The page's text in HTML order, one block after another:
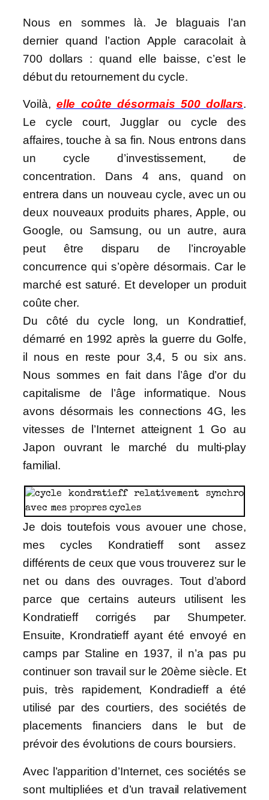
Nous en sommes là. Je blaguais l’an
dernier quand l’action Apple caracolait à
700 dollars : quand elle baisse, c’est le
début du retournement du cycle.
Voilà, elle coûte désormais 500 dollars.
Le cycle court, Jugglar ou cycle des
affaires, touche à sa fin. Nous entrons dans
un cycle d’investissement, de
concentration. Dans 4 ans, quand on
entrera dans un nouveau cycle, avec un ou
deux nouveaux produits phares, Apple, ou
Google, ou Samsung, ou un autre, aura
peut être disparu de l’incroyable
concurrence qui s’opère désormais. Car le
marché est saturé. Et developer un produit
coûte cher.
Du côté du cycle long, un Kondrattief,
démarré en 1992 après la guerre du Golfe,
il nous en reste pour 3,4, 5 ou six ans.
Nous sommes en fait dans l’âge d’or du
capitalisme de l’âge informatique. Nous
avons désormais les connections 4G, les
vitesses de l’Internet atteignent 1 Go au
Japon ouvrant le marché du multi-play
familial.
Je dois toutefois vous avouer une chose,
mes cycles Kondratieff sont assez
différents de ceux que vous trouverez sur le
net ou dans des ouvrages. Tout d’abord
parce que certains auteurs utilisent les
Kondratieff corrigés par Shumpeter.
Ensuite, Krondratieff ayant été envoyé en
camps par Staline en 1937, il n’a pas pu
continuer son travail sur le 20ème siècle. Et
puis, très rapidement, Kondradieff a été
utilisé par des courtiers, des sociétés de
placements financiers dans le but de
prévoir des évolutions de cours boursiers.
Avec l’apparition d’Internet, ces sociétés se
sont multipliées et d’un travail relativement